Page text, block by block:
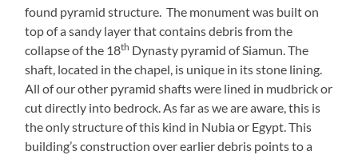
found pyramid structure. The monument was built on
top of a sandy layer that contains debris from the
collapse of the 18th Dynasty pyramid of Siamun. The
shaft, located in the chapel, is unique in its stone lining.
All of our other pyramid shafts were lined in mudbrick or
cut directly into bedrock. As far as we are aware, this is
the only structure of this kind in Nubia or Egypt. This
building’s construction over earlier debris points to a